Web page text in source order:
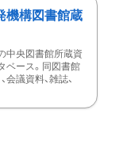
機構図書館蔵
中央図書館所蔵資
ベース。同図書館
議資料、雑誌、